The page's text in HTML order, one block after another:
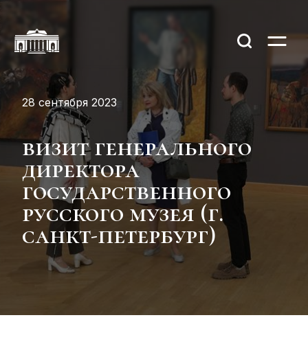
28 сентября 2023
визит генерального
директора
государственного
русского музея (г.
санкт-петербург)